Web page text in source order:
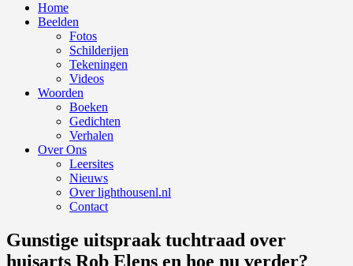
Home
Beelden
Fotos
Schilderijen
Tekeningen
Videos
Woorden
Boeken
Gedichten
Verhalen
Over Ons
Leersites
Nieuws
Over lighthousenl.nl
Contact
Gunstige uitspraak tuchtraad over
huisarts Rob Elens en hoe nu verder?